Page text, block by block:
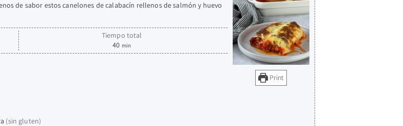
Print
de sabor estos canelones de calabacín rellenos de salmón y huevo
Tiempo total
40 min
(sin gluten)